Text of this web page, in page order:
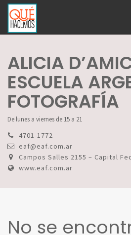
ALICIA
ESCUELA
FOTOGRAFÍA
De lunes a viernes de 15 a 21
4701-1772
eaf@eaf.com.ar
Campos Salles 2155 – Capital
www.eaf.com.ar
No se